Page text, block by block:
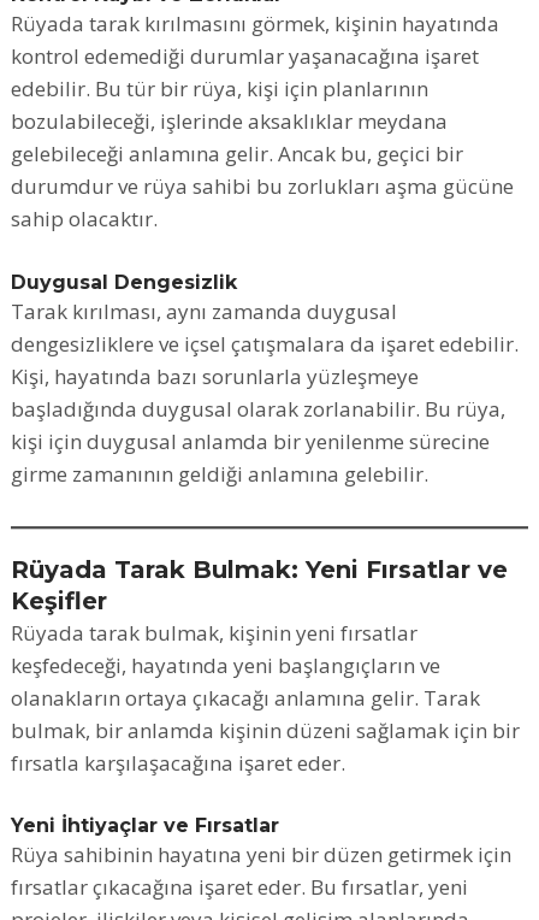
Rüyada tarak kırılmasını görmek, kişinin hayatında
kontrol edemediği durumlar yaşanacağına işaret
edebilir. Bu tür bir rüya, kişi için planlarının
bozulabileceği, işlerinde aksaklıklar meydana
gelebileceği anlamına gelir. Ancak bu, geçici bir
durumdur ve rüya sahibi bu zorlukları aşma gücüne
sahip olacaktır.
Duygusal Dengesizlik
Tarak kırılması, aynı zamanda duygusal
dengesizliklere ve içsel çatışmalara da işaret edebilir.
Kişi, hayatında bazı sorunlarla yüzleşmeye
başladığında duygusal olarak zorlanabilir. Bu rüya,
kişi için duygusal anlamda bir yenilenme sürecine
girme zamanının geldiği anlamına gelebilir.
Rüyada Tarak Bulmak: Yeni Fırsatlar ve
Keşifler
Rüyada tarak bulmak, kişinin yeni fırsatlar
keşfedeceği, hayatında yeni başlangıçların ve
olanakların ortaya çıkacağı anlamına gelir. Tarak
bulmak, bir anlamda kişinin düzeni sağlamak için bir
fırsatla karşılaşacağına işaret eder.
Yeni İhtiyaçlar ve Fırsatlar
Rüya sahibinin hayatına yeni bir düzen getirmek için
fırsatlar çıkacağına işaret eder. Bu fırsatlar, yeni